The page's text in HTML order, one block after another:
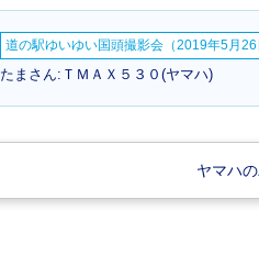
R・フルモデルチェンジ
道の駅ゆいゆい国頭撮影会（2019年5月26
たまさん:ＴＭＡＸ５３０(ヤマハ)
ヤマハ